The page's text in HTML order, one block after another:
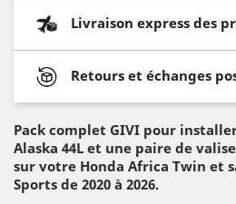
Livraison express des
Retours et échanges
Pack complet GIVI pour
Alaska 44L et une paire de
sur votre Honda Africa Twin et
Sports de 2020 à 2026.